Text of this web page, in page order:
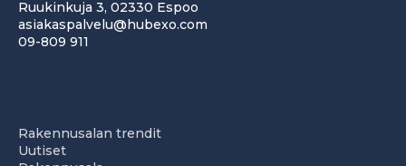
Ruukinkuja 3, 02330 Espoo
asiakaspalvelu@hubexo.com
09-809 911
Rakennusalan trendit
Uutiset